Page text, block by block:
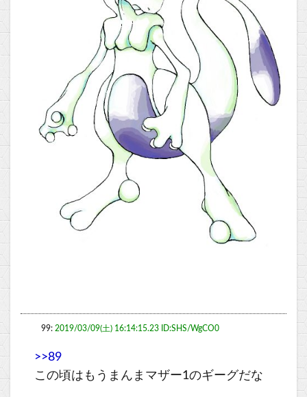
99: 2019/03/09(土) 16:14:15.23 ID:SHS/WgCO0
>>89
この頃はもうまんまマザー1のギーグだな